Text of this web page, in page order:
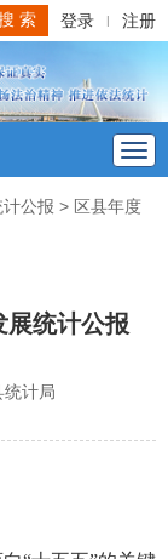
登录 | 注册
计公报 > 区县年度
展统计公报
统计局